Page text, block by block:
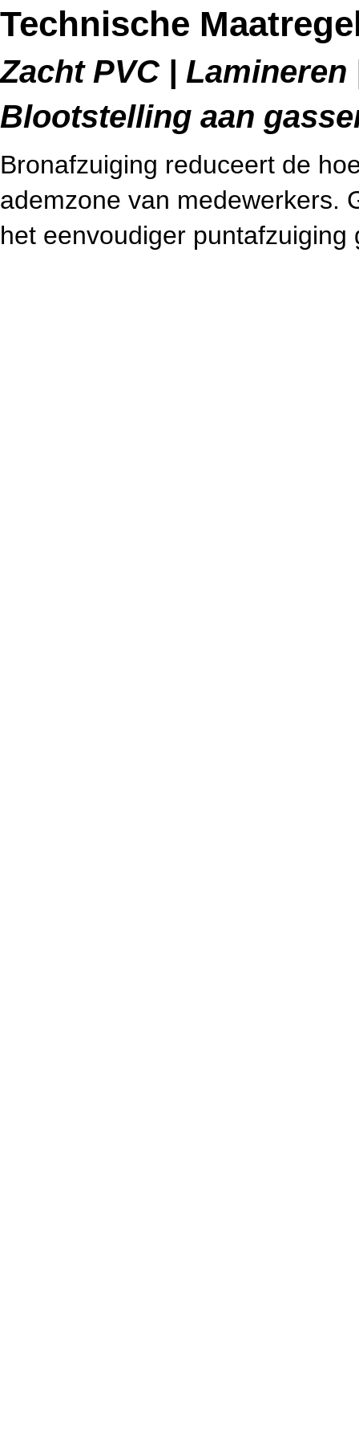
Technische
Zacht PVC |
Blootstelling aan
Bronafzuiging reduceert de
ademzone van medewerkers.
het eenvoudiger puntafzuiging